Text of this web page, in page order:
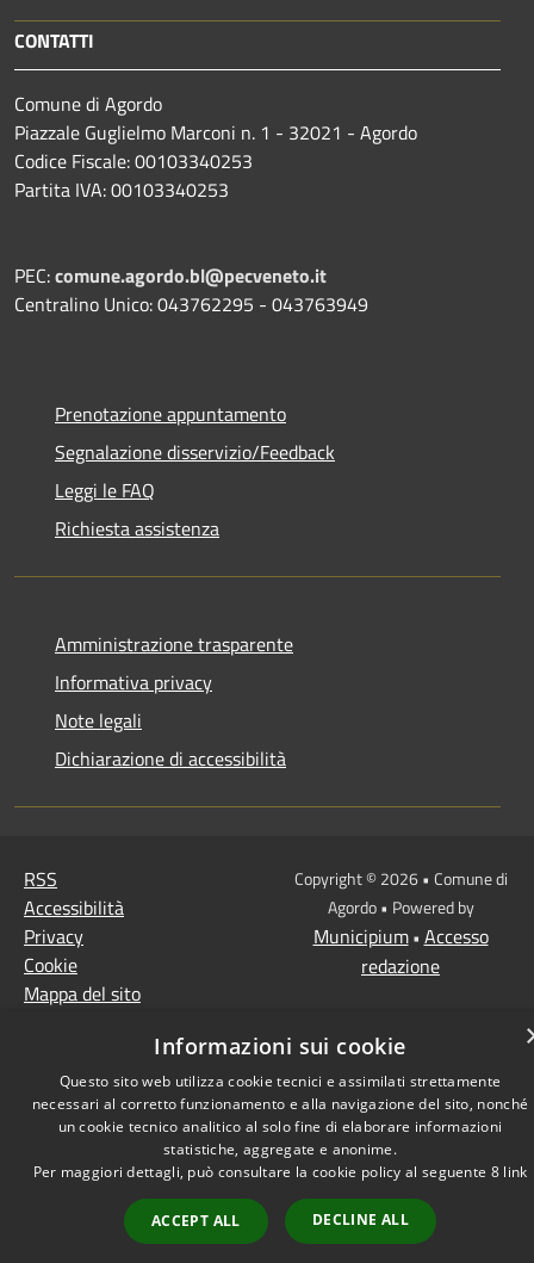
CONTATTI
Comune di Agordo
Piazzale Guglielmo Marconi n. 1 - 32021 - Agordo
Codice Fiscale: 00103340253
Partita IVA: 00103340253
PEC:comune.agordo.bl@pecveneto.it
Centralino Unico: 043762295 - 043763949
Prenotazione appuntamento
Segnalazione disservizio/Feedback
Leggi le FAQ
Richiesta assistenza
Amministrazione trasparente
Informativa privacy
Note legali
Dichiarazione di accessibilità
RSS
Accessibilità
Privacy
Cookie
Mappa del sito
Copyright © 2026 • Comune di
Agordo • Powered by
Municipium• Accesso
redazione
Informazioni sui cookie
Questo sito web utilizza cookie tecnici e assimilati strettamente
necessari al corretto funzionamento e alla navigazione del sito, nonché
un cookie tecnico analitico al solo fine di elaborare informazioni
statistiche, aggregate e anonime.
Per maggiori dettagli, può consultare la cookie policy al seguente 8 link
ACCEPT ALL DECLINE ALL